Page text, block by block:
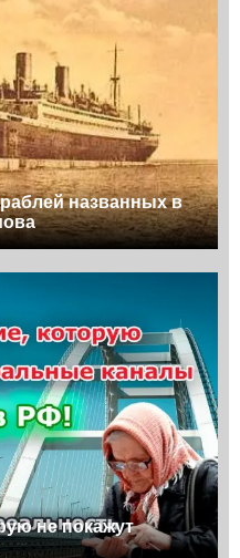
названных в
не покажут